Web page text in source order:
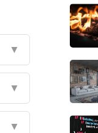
▼
▼
▼